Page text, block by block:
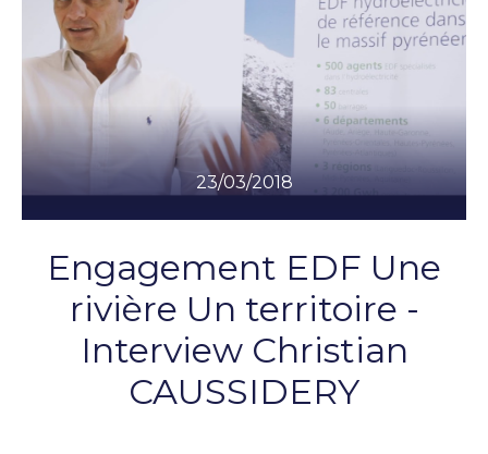
23/03/2018
Engagement EDF Une
rivière Un territoire -
Interview Christian
CAUSSIDERY